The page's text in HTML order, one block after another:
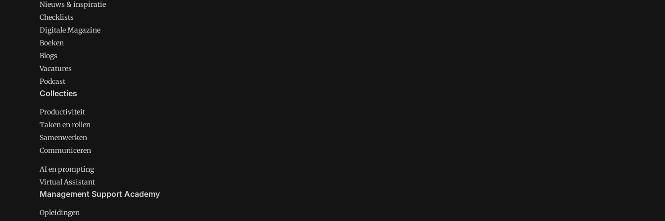
Nieuws & inspiratie
Checklists
Digitale Magazine
Boeken
Blogs
Vacatures
Podcast
Collecties
Productiviteit
Taken en rollen
Samenwerken
Communiceren
AI en prompting
Virtual Assistant
Management Support Academy
Opleidingen